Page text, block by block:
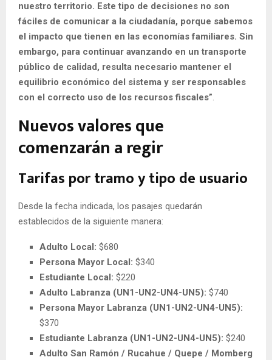
nuestro territorio. Este tipo de decisiones no son
fáciles de comunicar a la ciudadanía, porque sabemos
el impacto que tienen en las economías familiares. Sin
embargo, para continuar avanzando en un transporte
público de calidad, resulta necesario mantener el
equilibrio económico del sistema y ser responsables
con el correcto uso de los recursos fiscales”.
Nuevos valores que
comenzarán a regir
Tarifas por tramo y tipo de usuario
Desde la fecha indicada, los pasajes quedarán
establecidos de la siguiente manera:
Adulto Local: $680
Persona Mayor Local: $340
Estudiante Local: $220
Adulto Labranza (UN1-UN2-UN4-UN5): $740
Persona Mayor Labranza (UN1-UN2-UN4-UN5):
$370
Estudiante Labranza (UN1-UN2-UN4-UN5): $240
Adulto San Ramón / Rucahue / Quepe / Momberg